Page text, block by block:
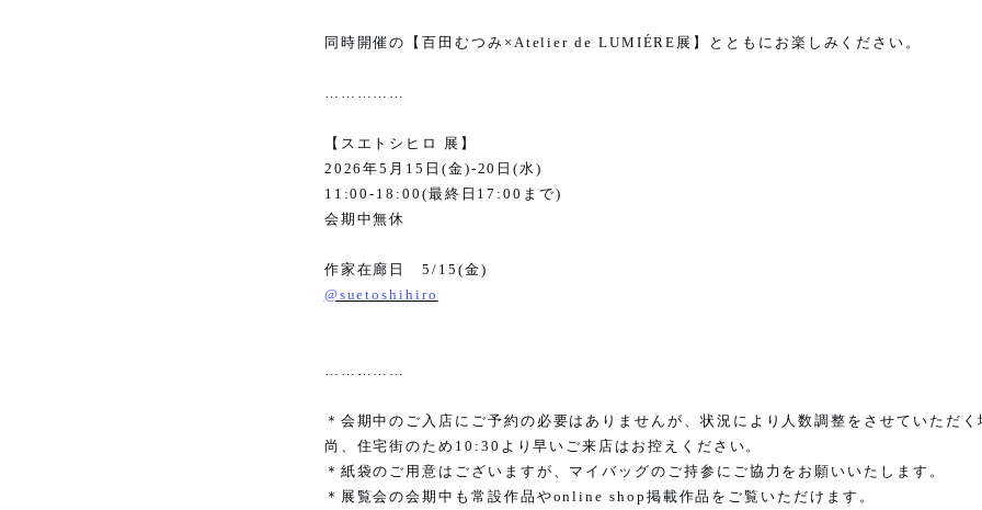
同時開催の【百田むつみ ×Atelier de LUMIÉRE 展】とともにお楽しみください。
……………
【スエトシヒロ 展】
2026年5 月 15 日 (金)-20 日(水)
11:00-18:00(最終日 17:00 まで)
会期中無休
作家在廊日5/15(金)
@suetoshihiro
……………
＊会期中のご入店にご予約の必要はありませんが、状況により人数調整をさせていただく
尚、住宅街のため 10:30 より早いご来店はお控えください。
＊紙袋のご用意はございますが、マイバッグのご持参にご協力をお願いいたします。
＊展覧会の会期中も常設作品やonline shop 掲載作品をご覧いただけます。